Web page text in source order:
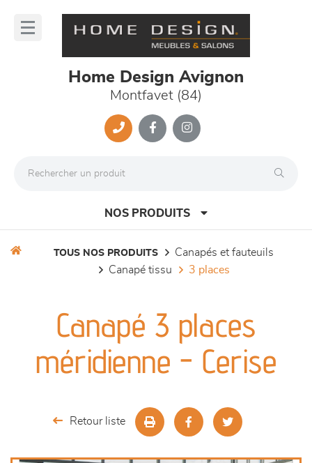
Home Design Avignon
Montfavet (84)
NOS PRODUITS
séjours
meubles de complément
TOUS NOS PRODUITS
canapés et fauteuils
canapé tissu
3 places
Canapé 3 places
méridienne - Cerise
Retour liste